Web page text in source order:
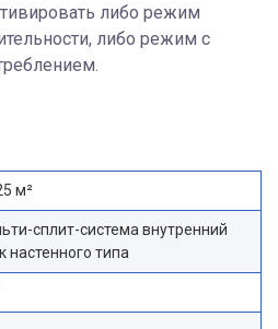
либо режим
либо режим с
м²
сплит-система внутренний
настенного типа